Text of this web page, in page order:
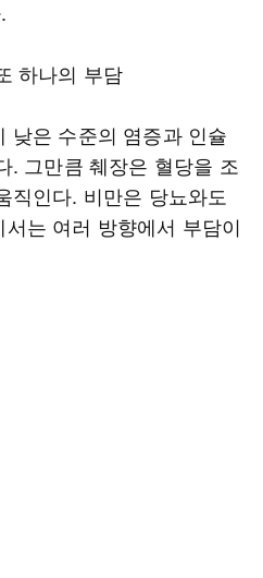
하나의 부담
낮은 수준의 염증과 인슐
. 그만큼 췌장은 혈당을 조
직인다. 비만은 당뇨와도
는 여러 방향에서 부담이